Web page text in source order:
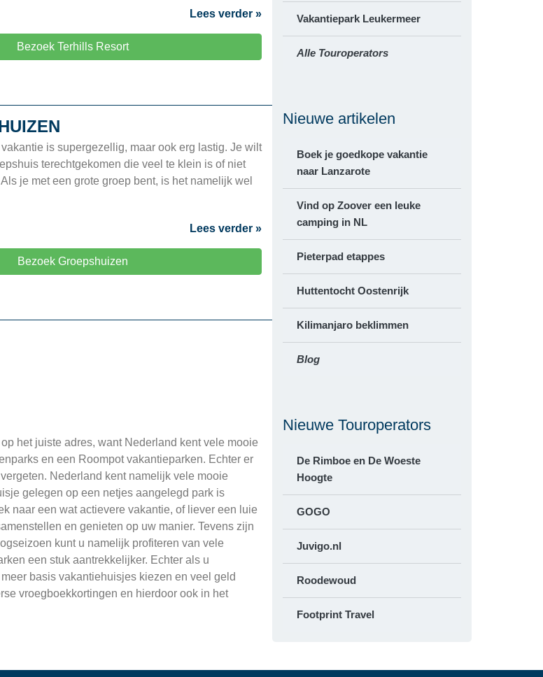
Vakantiepark Leukermeer
Alle Touroperators
Nieuwe artikelen
Boek je goedkope vakantie
naar Lanzarote
Vind op Zoover een leuke
camping in NL
Pieterpad etappes
Huttentocht Oostenrijk
Kilimanjaro beklimmen
Blog
Nieuwe Touroperators
De Rimboe en De Woeste
Hoogte
GOGO
Juvigo.nl
Roodewoud
Footprint Travel
Lees verder »
Bezoek Terhills Resort
is supergezellig, maar ook erg lastig. Je wilt
terechtgekomen die veel te klein is of niet
je met een grote groep bent, is het namelijk wel
Lees verder »
Bezoek Groepshuizen
het juiste adres, want Nederland kent vele mooie
en een Roompot vakantieparken. Echter er
Nederland kent namelijk vele mooie
gelegen op een netjes aangelegd park is
naar een wat actievere vakantie, of liever een luie
en genieten op uw manier. Tevens zijn
kunt u namelijk profiteren van vele
een stuk aantrekkelijker. Echter als u
basis vakantiehuisjes kiezen en veel geld
vroegboekkortingen en hierdoor ook in het